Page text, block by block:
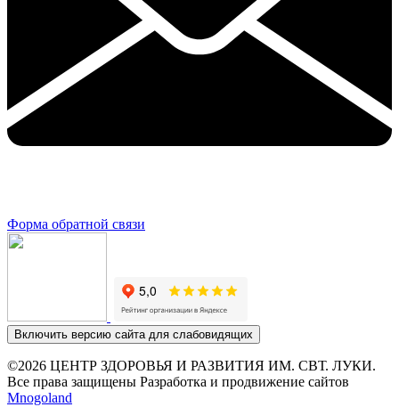
Форма обратной связи
Включить версию сайта для слабовидящих
©2026 ЦЕНТР ЗДОРОВЬЯ И РАЗВИТИЯ ИМ. СВТ. ЛУКИ.
Все права защищены Разработка и продвижение сайтов
Mnogoland